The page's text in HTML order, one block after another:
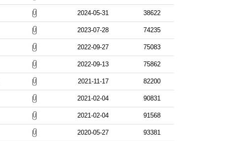
2024-05-31 38622
2023-07-28 74235
2022-09-27 75083
2022-09-13 75862
2021-11-17 82200
2021-02-04 90831
2021-02-04 91568
2020-05-27 93381